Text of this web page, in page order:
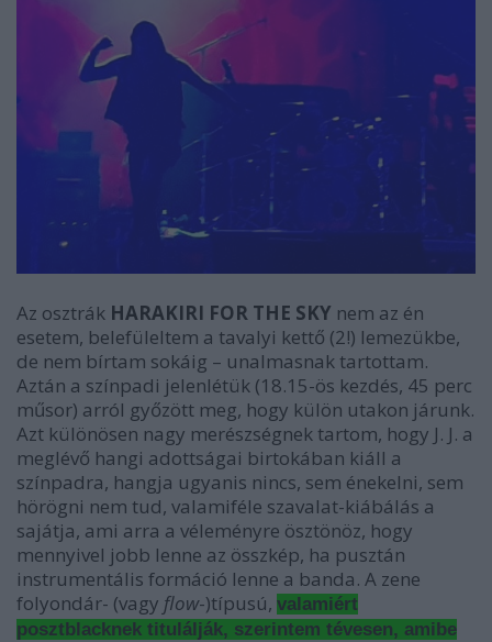
Az osztrák HARAKIRI FOR THE SKY nem az én
esetem, belefüleltem a tavalyi kettő (2!) lemezükbe,
de nem bírtam sokáig – unalmasnak tartottam.
Aztán a színpadi jelenlétük (18.15-ös kezdés, 45 perc
műsor) arról győzött meg, hogy külön utakon járunk.
Azt különösen nagy merészségnek tartom, hogy J. J. a
meglévő hangi adottságai birtokában kiáll a
színpadra, hangja ugyanis nincs, sem énekelni, sem
hörögni nem tud, valamiféle szavalat-kiábálás a
sajátja, ami arra a véleményre ösztönöz, hogy
mennyivel jobb lenne az összkép, ha pusztán
instrumentális formáció lenne a banda. A zene
folyondár- (vagy flow-)típusú, valamiért
posztblacknek titulálják, szerintem tévesen, amibe